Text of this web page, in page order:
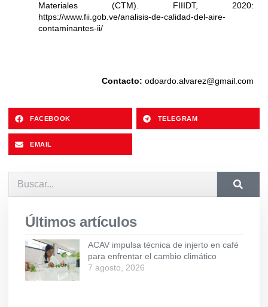
Materiales (CTM). FIIIDT, 2020:
https://www.fii.gob.ve/analisis-de-calidad-del-aire-
contaminantes-ii/
Contacto: odoardo.alvarez@gmail.com
FACEBOOK TELEGRAM
EMAIL
Últimos artículos
ACAV impulsa técnica de injerto en café
para enfrentar el cambio climático
7 agosto, 2026